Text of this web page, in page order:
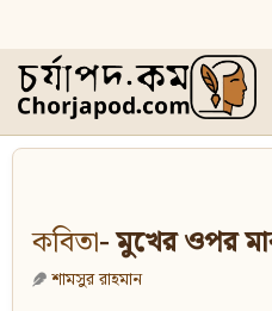
কবিতা- মুখের ওপর
শামসুর রাহমান